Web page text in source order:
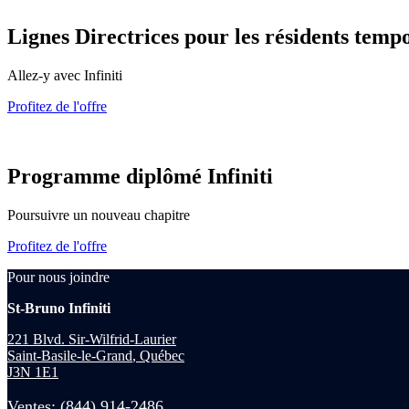
Lignes Directrices pour les résidents
Allez-y avec Infiniti
Profitez de l'offre
Programme diplômé Infiniti
Poursuivre un nouveau chapitre
Profitez de l'offre
Pour nous joindre
St-Bruno Infiniti
221 Blvd. Sir-Wilfrid-Laurier
Saint-Basile-le-Grand, Québec
J3N 1E1